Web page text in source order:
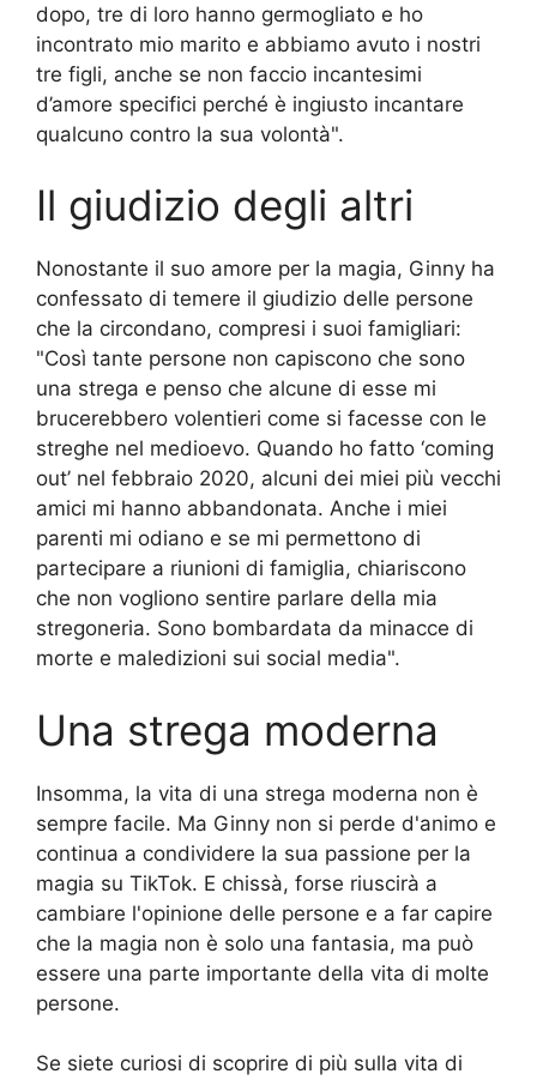
dopo, tre di loro hanno germogliato e ho
incontrato mio marito e abbiamo avuto i nostri
tre figli, anche se non faccio incantesimi
d’amore specifici perché è ingiusto incantare
qualcuno contro la sua volontà".
Il giudizio degli altri
Nonostante il suo amore per la magia, Ginny ha
confessato di temere il giudizio delle persone
che la circondano, compresi i suoi famigliari:
"Così tante persone non capiscono che sono
una strega e penso che alcune di esse mi
brucerebbero volentieri come si facesse con le
streghe nel medioevo. Quando ho fatto ‘coming
out’ nel febbraio 2020, alcuni dei miei più vecchi
amici mi hanno abbandonata. Anche i miei
parenti mi odiano e se mi permettono di
partecipare a riunioni di famiglia, chiariscono
che non vogliono sentire parlare della mia
stregoneria. Sono bombardata da minacce di
morte e maledizioni sui social media".
Una strega moderna
Insomma, la vita di una strega moderna non è
sempre facile. Ma Ginny non si perde d'animo e
continua a condividere la sua passione per la
magia su TikTok. E chissà, forse riuscirà a
cambiare l'opinione delle persone e a far capire
che la magia non è solo una fantasia, ma può
essere una parte importante della vita di molte
persone.
Se siete curiosi di scoprire di più sulla vita di